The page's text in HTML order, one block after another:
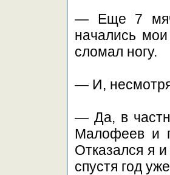
— Еще 7
начались
сломал ногу.
— И, несмотря
— Да, в
Малофеев и
Отказался я
спустя год